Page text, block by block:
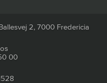
2, 7000 Fredericia
00